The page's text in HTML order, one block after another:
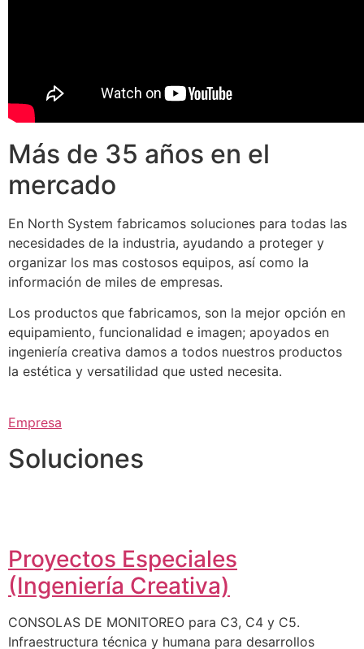
Más de 35 años en el
mercado
En North System fabricamos soluciones para todas las
necesidades de la industria, ayudando a proteger y
organizar los mas costosos equipos, así como la
información de miles de empresas.
Los productos que fabricamos, son la mejor opción en
equipamiento, funcionalidad e imagen; apoyados en
ingeniería creativa damos a todos nuestros productos
la estética y versatilidad que usted necesita.
Empresa
Soluciones
Proyectos Especiales
(Ingeniería Creativa)
CONSOLAS DE MONITOREO para C3, C4 y C5.
Infraestructura técnica y humana para desarrollos